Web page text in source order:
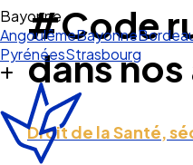
Bayonne
AngoulêmeBayonne
PyrénéesStrasbourg
#Code
dans
Droit de la Santé,